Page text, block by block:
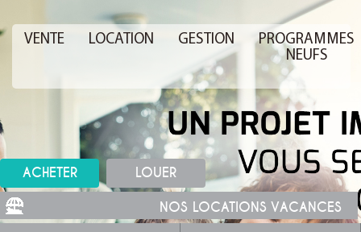
VENTE LOCATION GESTION
PROGRAMMES
NEUFS
ACHETER LOUER
NOS LOCATIONS VACANCES